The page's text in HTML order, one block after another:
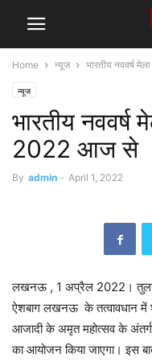
Home न्यूज भारतीय नववर्ष
न्यूज
भारतीय नववर्ष
2022 आज से
By admin - April 1, 2022
लखनऊ , 1 अप्रैल 2022। तुलसी
ऐशबाग लखनऊ के तत्वावधान में
आजादी के अमृत महोत्सव के
का आयोजन किया जाएगा। इस